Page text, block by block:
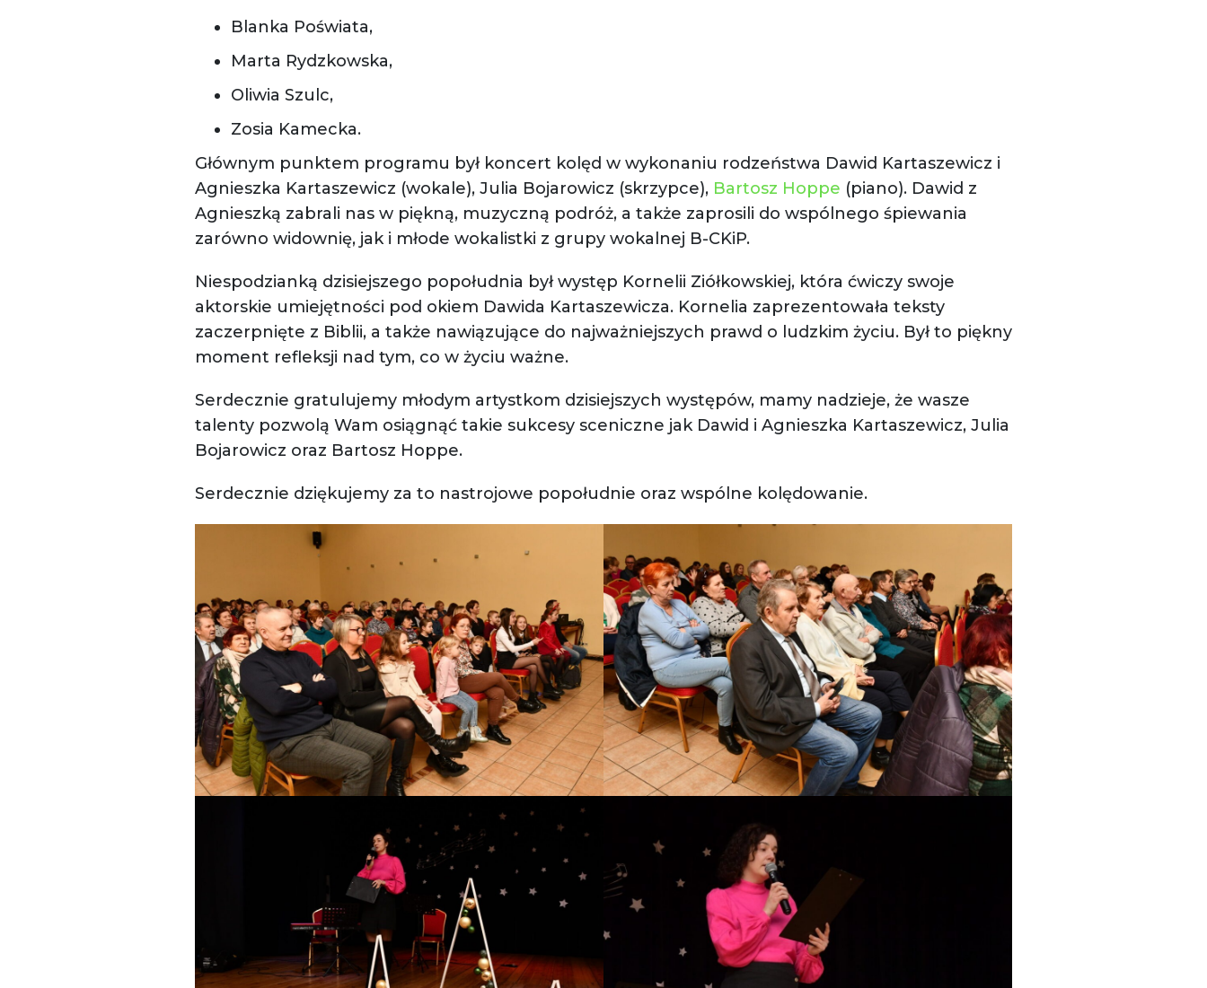
Blanka Poświata,
Marta Rydzkowska,
Oliwia Szulc,
Zosia Kamecka.
Głównym punktem programu był koncert kolęd w wykonaniu rodzeństwa Dawid Kartaszewicz i
Agnieszka Kartaszewicz (wokale), Julia Bojarowicz (skrzypce), Bartosz Hoppe (piano). Dawid z
Agnieszką zabrali nas w piękną, muzyczną podróż, a także zaprosili do wspólnego śpiewania
zarówno widownię, jak i młode wokalistki z grupy wokalnej B-CKiP.
Niespodzianką dzisiejszego popołudnia był występ Kornelii Ziółkowskiej, która ćwiczy swoje
aktorskie umiejętności pod okiem Dawida Kartaszewicza. Kornelia zaprezentowała teksty
zaczerpnięte z Biblii, a także nawiązujące do najważniejszych prawd o ludzkim życiu. Był to piękny
moment refleksji nad tym, co w życiu ważne.
Serdecznie gratulujemy młodym artystkom dzisiejszych występów, mamy nadzieje, że wasze
talenty pozwolą Wam osiągnąć takie sukcesy sceniczne jak Dawid i Agnieszka Kartaszewicz, Julia
Bojarowicz oraz Bartosz Hoppe.
Serdecznie dziękujemy za to nastrojowe popołudnie oraz wspólne kolędowanie.